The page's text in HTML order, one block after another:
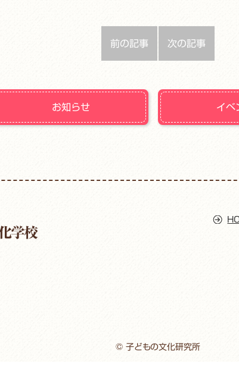
前の記事 次の記事
お知らせ イベ
© 子どもの文化研究所